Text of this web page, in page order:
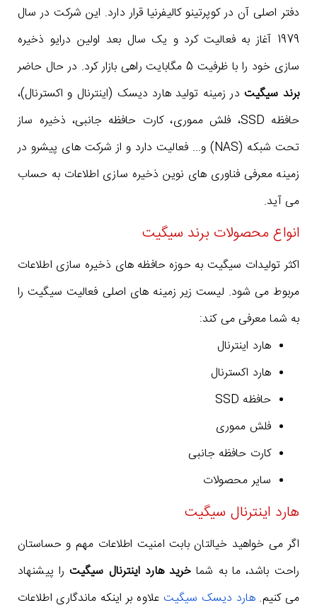
دفتر اصلی آن در کوپرتینو کالیفرنیا قرار دارد. این شرکت در سال
1979 آغاز به فعالیت کرد و یک سال بعد اولین درایو ذخیره
سازی خود را با ظرفیت 5 مگابایت راهی بازار کرد. در حال حاضر
برند سیگیت در زمینه تولید هارد دیسک (اینترنال و اکسترنال)،
حافظه SSD، فلش مموری، کارت حافظه جانبی، ذخیره ساز
تحت شبکه (NAS) و... فعالیت دارد و از شرکت های پیشرو در
زمینه معرفی فناوری های نوین ذخیره سازی اطلاعات به حساب
می آید.
انواع محصولات برند سیگیت
اکثر تولیدات سیگیت به حوزه حافظه های ذخیره سازی اطلاعات
مربوط می شود. لیست زیر زمینه های اصلی فعالیت سیگیت را
به شما معرفی می کند:
هارد اینترنال
هارد اکسترنال
حافظه SSD
فلش مموری
کارت حافظه جانبی
سایر محصولات
هارد اینترنال سیگیت
اگر می خواهید خیالتان بابت امنیت اطلاعات مهم و حساستان
راحت باشد، ما به شما خرید هارد اینترنال سیگیت را پیشنهاد
می کنیم.هارد دیسک سیگیت علاوه بر اینکه ماندگاری اطلاعات